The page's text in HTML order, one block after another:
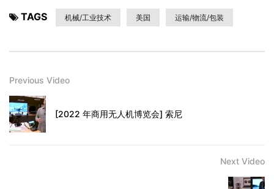
TAGS 机械/工业技术 美国 运输/物流/包装
Previous Video
[2022 年商用无人机博览会] 索尼
Next Video